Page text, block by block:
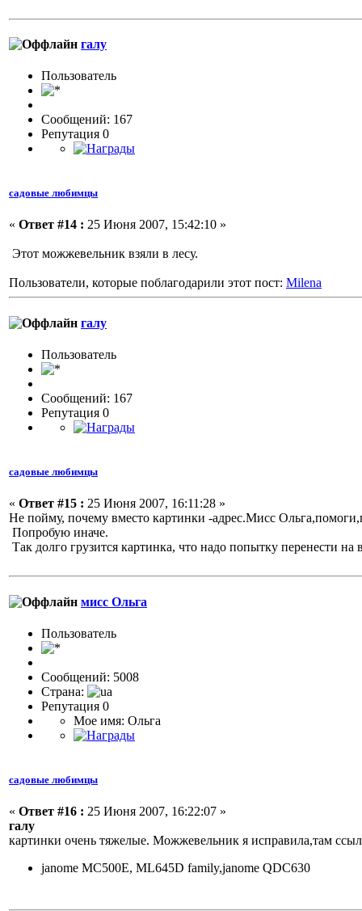
галу
Пользовaтeль
Сообщений: 167
Репутация 0
садовые любимцы
« Ответ #14 : 25 Июня 2007, 15:42:10 »
Этот можжевельник взяли в лесу.
Пользователи, которые поблагодарили этот пост: Milena
галу
Пользовaтeль
Сообщений: 167
Репутация 0
садовые любимцы
« Ответ #15 : 25 Июня 2007, 16:11:28 »
Не пойму, почему вместо картинки -адрес.Мисс
Попробую иначе.
Так долго грузится картинка, что надо попытку перенести на
мисс Ольга
Пользовaтeль
Сообщений: 5008
Страна:
Репутация 0
Мое имя: Ольга
садовые любимцы
« Ответ #16 : 25 Июня 2007, 16:22:07 »
галу
картинки очень тяжелые. Можжевельник я исправила,там
janome MC500E, ML645D family,janome QDC630